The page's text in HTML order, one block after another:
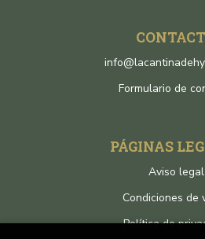
Formulario de
PÁGINAS
Aviso legal
Condiciones de
Política de